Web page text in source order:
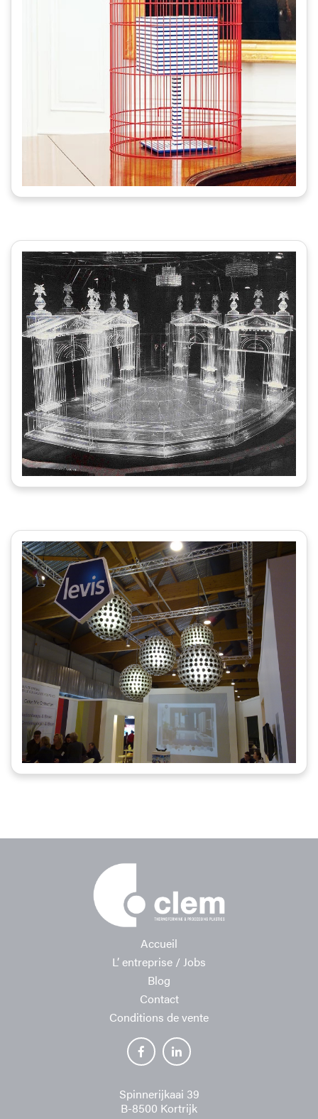
Accueil
L’ entreprise / Jobs
Blog
Contact
Conditions de vente
Spinnerijkaai 39
B-8500 Kortrijk